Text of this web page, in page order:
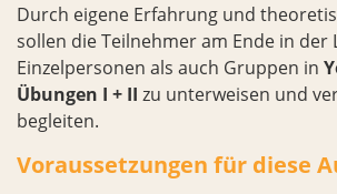
Durch eigene Erfahrung und
sollen die Teilnehmer am Ende in der
Einzelpersonen als auch Gruppen in
Übungen I + II zu unterweisen und
begleiten.
Voraussetzungen für diese